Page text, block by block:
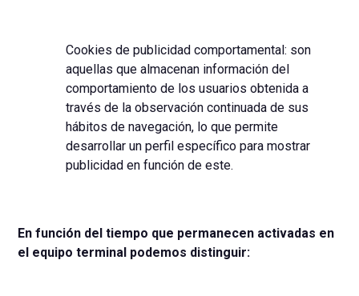
Cookies de publicidad comportamental: son
aquellas que almacenan información del
comportamiento de los usuarios obtenida a
través de la observación continuada de sus
hábitos de navegación, lo que permite
desarrollar un perfil específico para mostrar
publicidad en función de este.
En función del tiempo que permanecen activadas en
el equipo terminal podemos distinguir: